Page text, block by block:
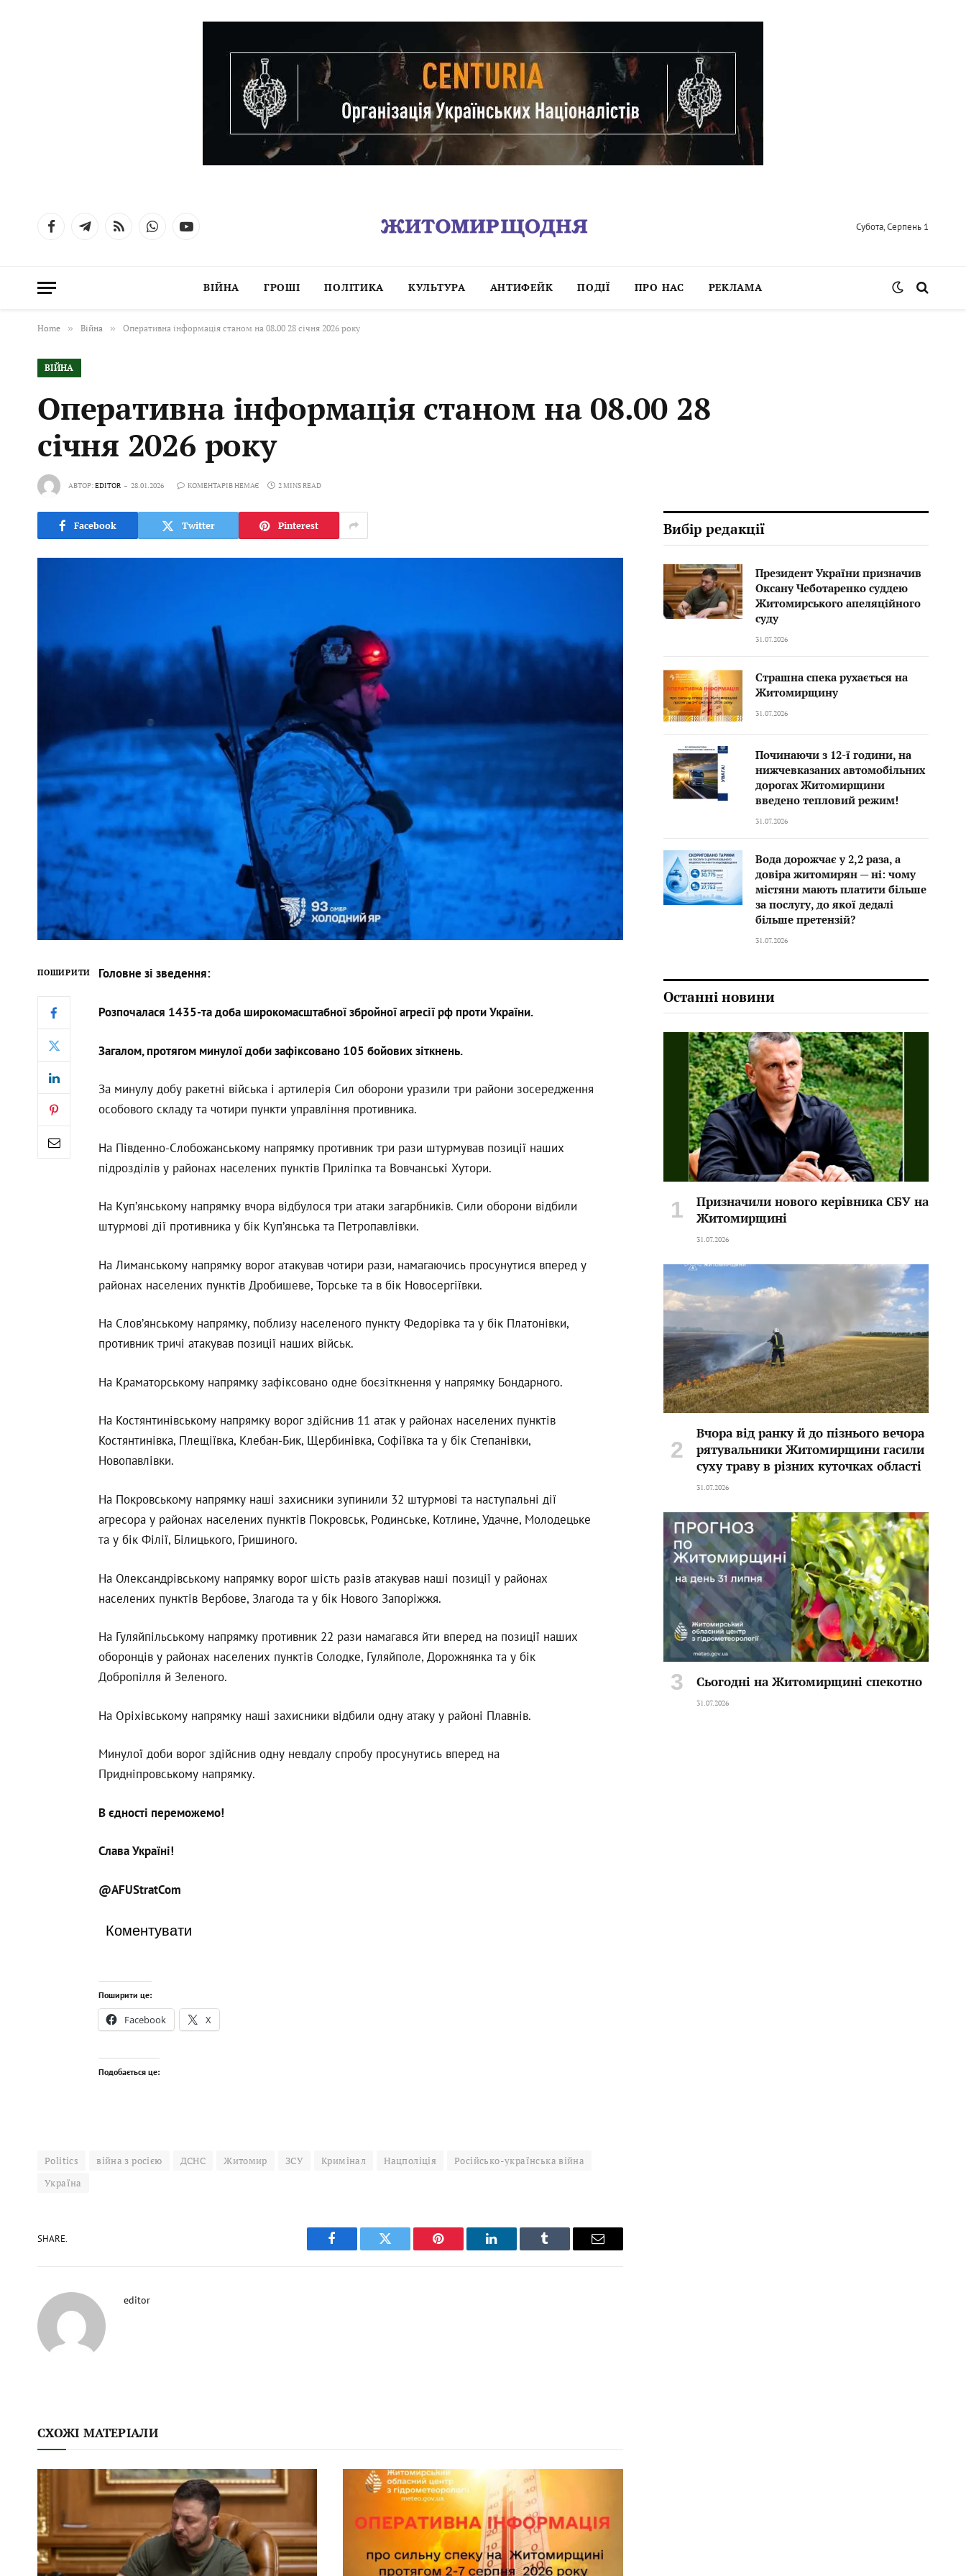
FacebookTelegramRSS WhatsAppYouTube Субота, Серпень 1
ВІЙНА ГРОШІ ПОЛІТИКА КУЛЬТУРА АНТИФЕЙК ПОДІЇ ПРО НАС РЕКЛАМА
Home » Війна » Оперативна інформація станом на 08.00 28 січня 2026 року
ВІЙНА
Оперативна інформація станом на 08.00 28
січня 2026 року
АВТОР:EDITOR 28.01.2026 КОМЕНТАРІВ НЕМАЄ 2 MINS READ
Facebook Twitter Pinterest
ПОШИРИТИ Головне зі зведення:
Розпочалася 1435-та доба широкомасштабної збройної агресії рф проти України.
Загалом, протягом минулої доби зафіксовано 105 бойових зіткнень.
За минулу добу ракетні війська і артилерія Сил оборони уразили три райони зосередження
особового складу та чотири пункти управління противника.
На Південно-Слобожанському напрямку противник три рази штурмував позиції наших
підрозділів у районах населених пунктів Приліпка та Вовчанські Хутори.
На Куп’янському напрямку вчора відбулося три атаки загарбників. Сили оборони відбили
штурмові дії противника у бік Куп’янська та Петропавлівки.
На Лиманському напрямку ворог атакував чотири рази, намагаючись просунутися вперед у
районах населених пунктів Дробишеве, Торське та в бік Новосергіївки.
На Слов’янському напрямку, поблизу населеного пункту Федорівка та у бік Платонівки,
противник тричі атакував позиції наших військ.
На Краматорському напрямку зафіксовано одне боєзіткнення у напрямку Бондарного.
На Костянтинівському напрямку ворог здійснив 11 атак у районах населених пунктів
Костянтинівка, Плещіївка, Клебан-Бик, Щербинівка, Софіївка та у бік Степанівки,
Новопавлівки.
На Покровському напрямку наші захисники зупинили 32 штурмові та наступальні дії
агресора у районах населених пунктів Покровськ, Родинське, Котлине, Удачне, Молодецьке
та у бік Філії, Білицького, Гришиного.
На Олександрівському напрямку ворог шість разів атакував наші позиції у районах
населених пунктів Вербове, Злагода та у бік Нового Запоріжжя.
На Гуляйпільському напрямку противник 22 рази намагався йти вперед на позиції наших
оборонців у районах населених пунктів Солодке, Гуляйполе, Дорожнянка та у бік
Добропілля й Зеленого.
На Оріхівському напрямку наші захисники відбили одну атаку у районі Плавнів.
Минулої доби ворог здійснив одну невдалу спробу просунутись вперед на
Придніпровському напрямку.
В єдності переможемо!
Слава Україні!
@AFUStratCom
Коментувати
Поширити це:
Facebook X
Подобається це:
Politics війна з росією ДСНС Житомир ЗСУ Кримінал Нацполіція
Російсько-українська війна
Україна
SHARE.
Facebook Twitter Pinterest LinkedIn Tumblr Email
editor
СХОЖІ МАТЕРІАЛИ
Вибір редакції
Президент України призначив
Оксану Чеботаренко суддею
Житомирського апеляційного
суду
31.07.2026
Страшна спека рухається на
Житомирщину
31.07.2026
Починаючи з 12-ї години, на
нижчевказаних автомобільних
дорогах Житомирщини
введено тепловий режим!
31.07.2026
Вода дорожчає у 2,2 раза, а
довіра житомирян — ні: чому
містяни мають платити більше
за послугу, до якої дедалі
більше претензій?
31.07.2026
Останні новини
Призначили нового керівника СБУ на
Житомирщині
31.07.2026
Вчора від ранку й до пізнього вечора
рятувальники Житомирщини гасили
суху траву в різних куточках області
31.07.2026
Сьогодні на Житомирщині спекотно
31.07.2026